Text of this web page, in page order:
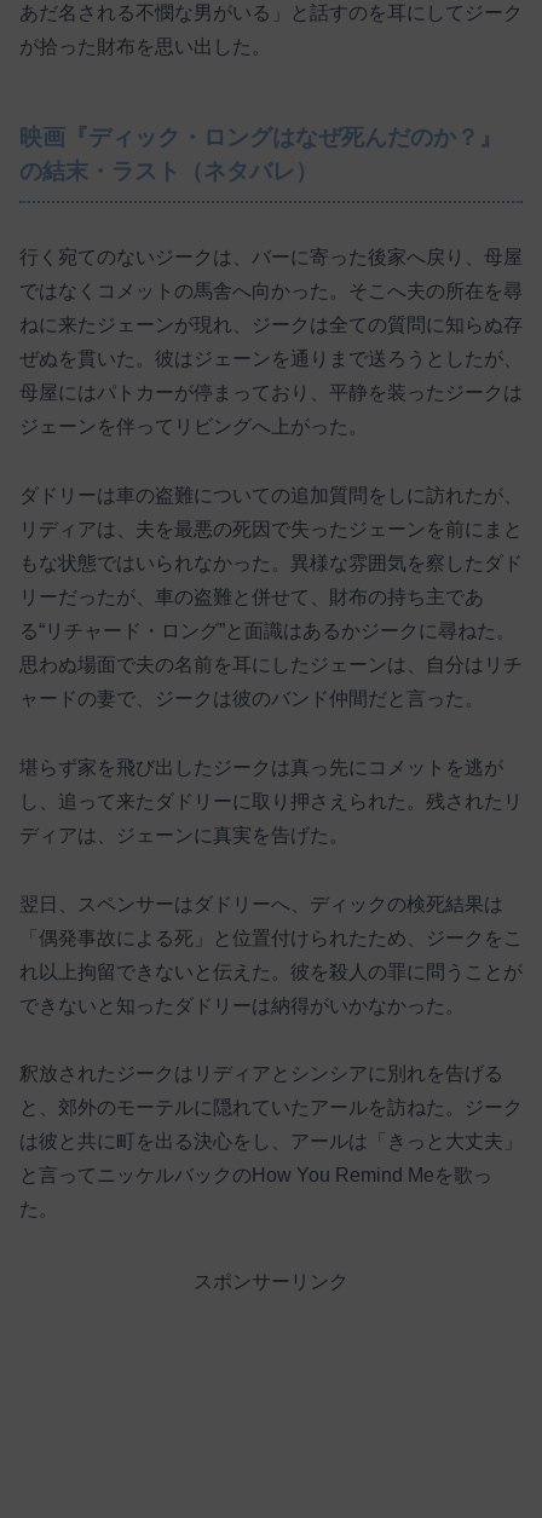
あだ名される不憫な男がいる」と話すのを耳にしてジーク
が拾った財布を思い出した。
映画『ディック・ロングはなぜ死んだのか？』
の結末・ラスト（ネタバレ）
行く宛てのないジークは、バーに寄った後家へ戻り、母屋
ではなくコメットの馬舎へ向かった。そこへ夫の所在を尋
ねに来たジェーンが現れ、ジークは全ての質問に知らぬ存
ぜぬを貫いた。彼はジェーンを通りまで送ろうとしたが、
母屋にはパトカーが停まっており、平静を装ったジークは
ジェーンを伴ってリビングへ上がった。
ダドリーは車の盗難についての追加質問をしに訪れたが、
リディアは、夫を最悪の死因で失ったジェーンを前にまと
もな状態ではいられなかった。異様な雰囲気を察したダド
リーだったが、車の盗難と併せて、財布の持ち主であ
る“リチャード・ロング”と面識はあるかジークに尋ねた。
思わぬ場面で夫の名前を耳にしたジェーンは、自分はリチ
ャードの妻で、ジークは彼のバンド仲間だと言った。
堪らず家を飛び出したジークは真っ先にコメットを逃が
し、追って来たダドリーに取り押さえられた。残されたリ
ディアは、ジェーンに真実を告げた。
翌日、スペンサーはダドリーへ、ディックの検死結果は
「偶発事故による死」と位置付けられたため、ジークをこ
れ以上拘留できないと伝えた。彼を殺人の罪に問うことが
できないと知ったダドリーは納得がいかなかった。
釈放されたジークはリディアとシンシアに別れを告げる
と、郊外のモーテルに隠れていたアールを訪ねた。ジーク
は彼と共に町を出る決心をし、アールは「きっと大丈夫」
と言ってニッケルバックのHow You Remind Meを歌っ
た。
スポンサーリンク